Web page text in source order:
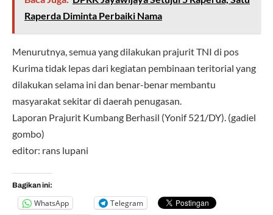
Raperda Diminta Perbaiki Nama
Menurutnya, semua yang dilakukan prajurit TNI di pos
Kurima tidak lepas dari kegiatan pembinaan teritorial yang
dilakukan selama ini dan benar-benar membantu
masyarakat sekitar di daerah penugasan.
Laporan Prajurit Kumbang Berhasil (Yonif 521/DY). (gadiel
gombo)
editor: rans lupani
Bagikan ini:
WhatsApp
Telegram